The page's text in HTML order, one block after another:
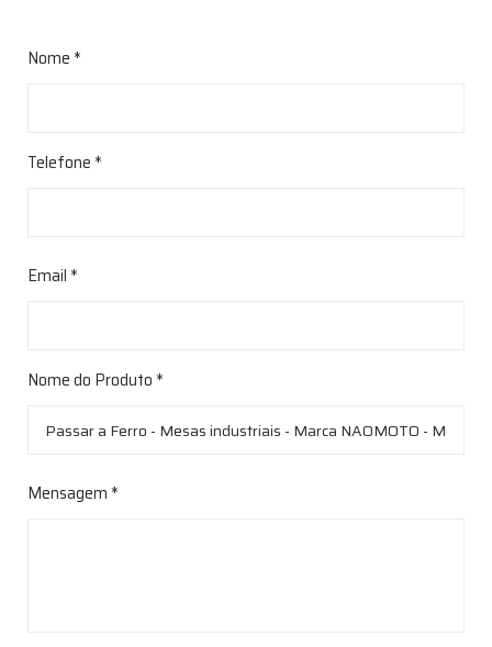
Nome *
Telefone *
Email *
Nome do Produto *
Mensagem *